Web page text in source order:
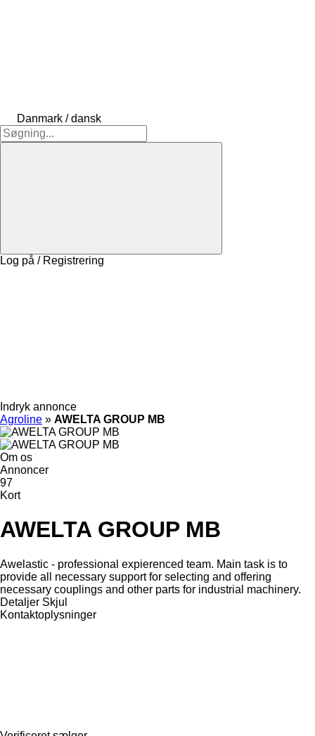
Danmark / dansk
Log på / Registrering
Indryk annonce
Agroline » AWELTA GROUP MB
Om os
Annoncer
97
Kort
AWELTA GROUP MB
Awelastic - professional expierenced team. Main task is to
provide all necessary support for selecting and offering
necessary couplings and other parts for industrial machinery.
Detaljer Skjul
Kontaktoplysninger